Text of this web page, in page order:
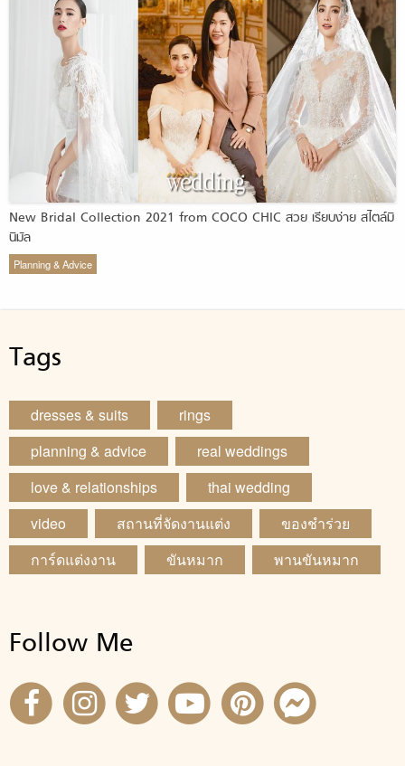
New Bridal Collection 2021 from COCO CHIC สวย เรียบง่าย สไตล์มิ
นิมัล
Planning & Advice
Tags
dresses & suits
rings
planning & advice
real weddings
love & relationships
thai wedding
video
สถานที่จัดงานแต่ง
ของชำร่วย
การ์ดแต่งงาน
ขันหมาก พานขันหมาก
Follow Me